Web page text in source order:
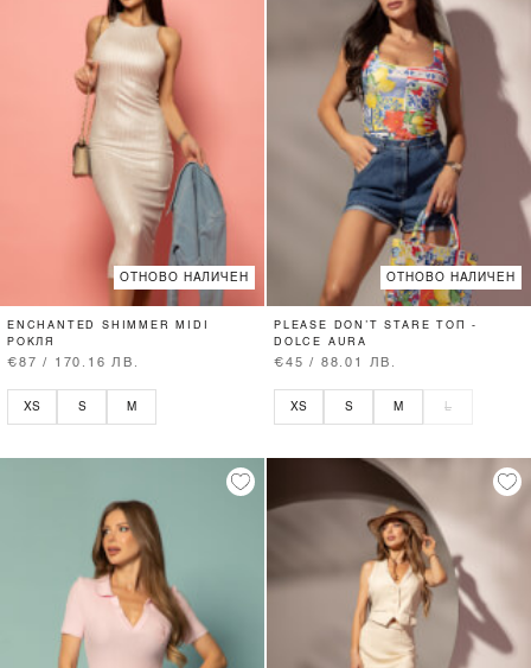
ОТНОВО НАЛИЧЕН
ENCHANTED SHIMMER MIDI
РОКЛЯ
€87 / 170.16 ЛВ.
XS S M
ОТНОВО НАЛИЧЕН
PLEASE DON’T STARE ТОП -
DOLCE AURA
€45 / 88.01 ЛВ.
XS S M L